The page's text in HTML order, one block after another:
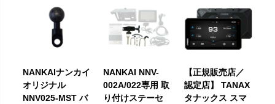
NANKAIナンカイ
オリジナル
NNV025-MST バ
NANKAI NNV-
002A/022専用 取
り付けステーセ
【正規販売店／
認定店】 TANAX
タナックス スマ